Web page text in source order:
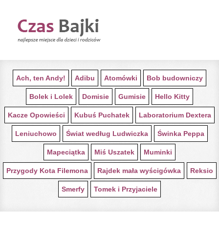
STRONA GŁÓWNA Z BAJKAMI
Ach, ten Andy! Adibu Atomówki Bob budowniczy
Bolek i Lolek Domisie Gumisie Hello Kitty
Kacze Opowieści Kubuś Puchatek Laboratorium Dextera
Leniuchowo Świat według Ludwiczka Świnka Peppa
Mapeciątka Miś Uszatek Muminki
Przygody Kota Filemona Rajdek mała wyścigówka Reksio
Smerfy Tomek i Przyjaciele